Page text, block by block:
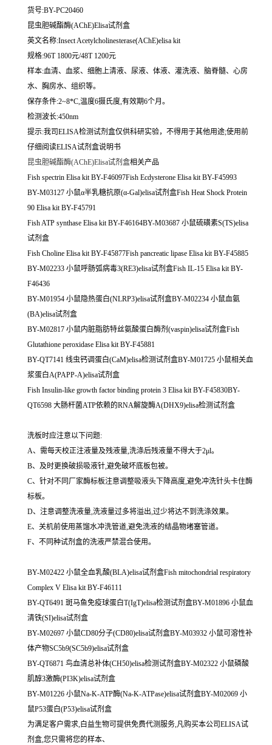
货号:BY-PC20460
昆虫胆碱酯酶(AChE)Elisa试剂盒
英文名称:Insect Acetylcholinesterase(AChE)elisa kit
规格:96T 1800元/48T 1200元
样本:血清、血浆、细胞上清液、尿液、体液、灌洗液、脑脊髓、心房
水、胸房水、组织等。
保存条件:2~8*C,温度6摄氏度,有效期6个月。
检测波长:450nm
提示:我司ELISA检测试剂盒仅供科研实验，不得用于其他用途;使用前
仔细阅读ELISA试剂盒说明书
昆虫胆碱酯酶(AChE)Elisa试剂盒相关产品
Fish spectrin Elisa kit BY-F46097Fish Ecdysterone Elisa kit BY-F45993
BY-M03127 小鼠α半乳糖抗原(α-Gal)elisa试剂盒Fish Heat Shock Protein
90 Elisa kit BY-F45791
Fish ATP synthase Elisa kit BY-F46164BY-M03687 小鼠硫磺素S(TS)elisa
试剂盒
Fish Choline Elisa kit BY-F45877Fish pancreatic lipase Elisa kit BY-F45885
BY-M02233 小鼠呼肠弧病毒3(RE3)elisa试剂盒Fish IL-15 Elisa kit BY-
F46436
BY-M01954 小鼠隐热蛋白(NLRP3)elisa试剂盒BY-M02234 小鼠血氨
(BA)elisa试剂盒
BY-M02817 小鼠内脏脂肪特丝氨酸蛋白酶剂(vaspin)elisa试剂盒Fish
Glutathione peroxidase Elisa kit BY-F45881
BY-QT7141 线虫钙调蛋白(CaM)elisa检测试剂盒BY-M01725 小鼠相关血
浆蛋白A(PAPP-A)elisa试剂盒
Fish Insulin-like growth factor binding protein 3 Elisa kit BY-F45830BY-
QT6598 大肠杆菌ATP依赖的RNA解旋酶A(DHX9)elisa检测试剂盒
洗板时应注意以下问题:
A、需每天校正注液量及残液量,洗涤后残液量不得大于2μl。
B、及时更换破损吸液针,避免破坏底板包被。
C、针对不同厂家酶标板注意调整吸液头下降高度,避免冲洗针头卡住酶
标板。
D、注意调整洗液量,洗液量过多将溢出,过少将达不到洗涤效果。
E、关机前使用蒸馏水冲洗管道,避免洗液的结晶物堵塞管道。
F、不同种试剂盒的洗液严禁混合使用。
BY-M02422 小鼠全血乳酸(BLA)elisa试剂盒Fish mitochondrial respiratory
Complex V Elisa kit BY-F46111
BY-QT6491 斑马鱼免疫球蛋白T(IgT)elisa检测试剂盒BY-M01896 小鼠血
清铁(SI)elisa试剂盒
BY-M02697 小鼠CD80分子(CD80)elisa试剂盒BY-M03932 小鼠可溶性补
体产物SC5b9(SC5b9)elisa试剂盒
BY-QT6871 鸟血清总补体(CH50)elisa检测试剂盒BY-M02322 小鼠磷酸
肌醇3激酶(PI3K)elisa试剂盒
BY-M01226 小鼠Na-K-ATP酶(Na-K-ATPase)elisa试剂盒BY-M02069 小
鼠P53蛋白(P53)elisa试剂盒
为满足客户需求,白益生物可提供免费代测服务,凡购买本公司ELISA试
剂盒,您只需将您的样本、